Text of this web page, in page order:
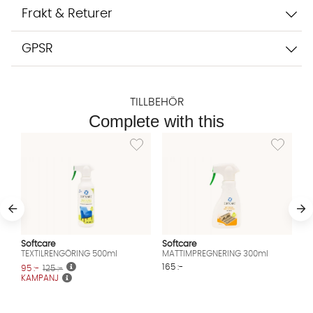
Frakt & Returer
GPSR
TILLBEHÖR
Complete with this
Lägg till i önskelista: TEXTILRENGÖRING
Softcare
TEXTILRENGÖRING 500ml
KAMPANJ
95 :- 125 :-
Lägg till i
Softcare
MATTIMPREGNERING 300ml
165 :-